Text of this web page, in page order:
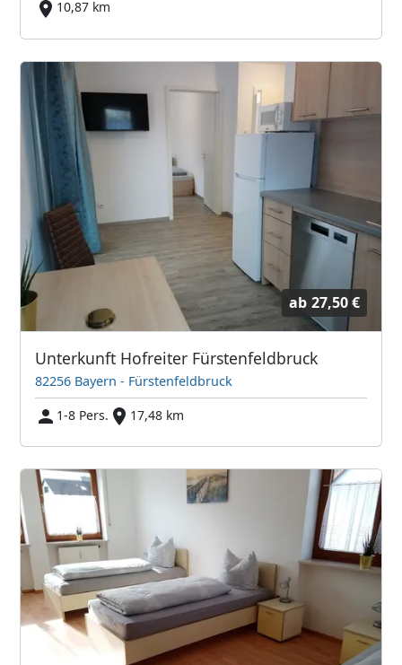
10,87 km
ab 27,50 €
Unterkunft Hofreiter Fürstenfeldbruck
82256 Bayern - Fürstenfeldbruck
1-8 Pers.
17,48 km